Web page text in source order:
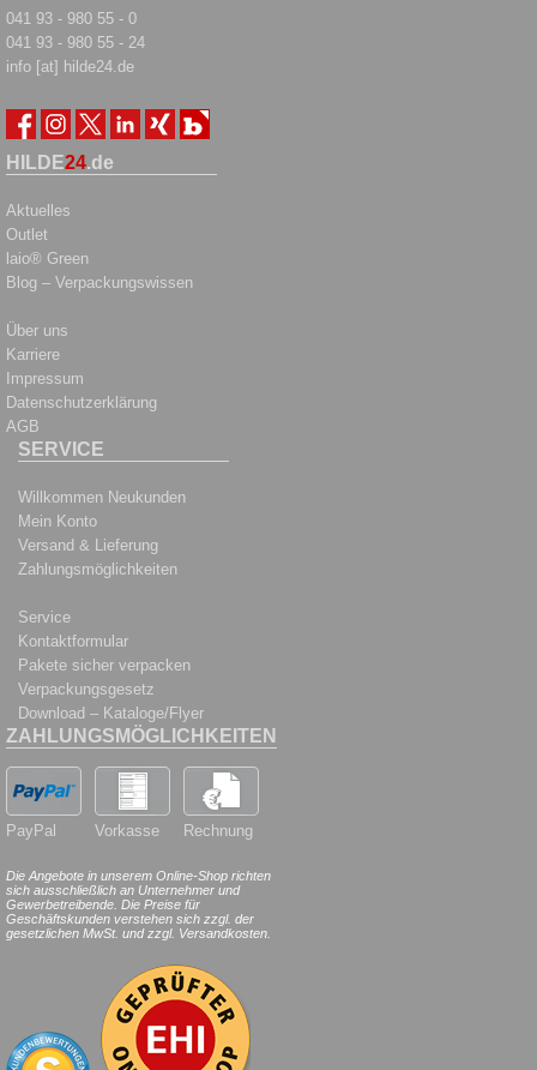
041 93 - 980 55 - 0
041 93 - 980 55 - 24
info [at] hilde24.de
HILDE24.de
Aktuelles
Outlet
laio® Green
Blog – Verpackungswissen
Über uns
Karriere
Impressum
Datenschutzerklärung
AGB
SERVICE
Willkommen Neukunden
Mein Konto
Versand & Lieferung
Zahlungsmöglichkeiten
Service
Kontaktformular
Pakete sicher verpacken
Verpackungsgesetz
Download – Kataloge/Flyer
ZAHLUNGSMÖGLICHKEITEN
PayPal Vorkasse Rechnung
Die Angebote in unserem Online-Shop richten
sich ausschließlich an Unternehmer und
Gewerbetreibende. Die Preise für
Geschäftskunden verstehen sich zzgl. der
gesetzlichen MwSt. und zzgl. Versandkosten.